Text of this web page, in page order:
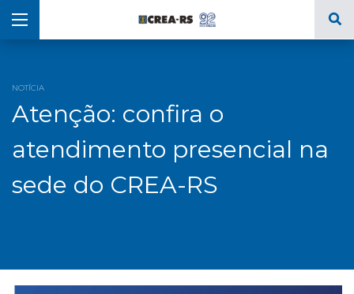
NOTÍCIA
Atenção: confira o
atendimento presencial na
sede do CREA-RS